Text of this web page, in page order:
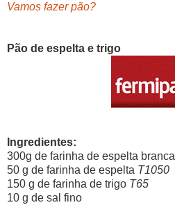
Vamos fazer pão?
Pão de espelta e trigo
Ingredientes:
300g de farinha de espelta branca
50 g de farinha de espelta T1050
150 g de farinha de trigo T65
10 g de sal fino